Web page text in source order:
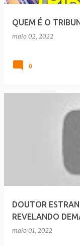
QUEM É O
maio 02, 2022
0
DOUTOR
REVELANDO
maio 01, 2022